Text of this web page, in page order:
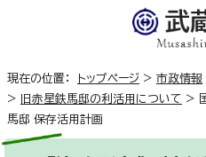
現在の位置： トップページ > 市政情報
>
旧赤星鉄馬邸の利活用について >
馬邸 保存活用計画